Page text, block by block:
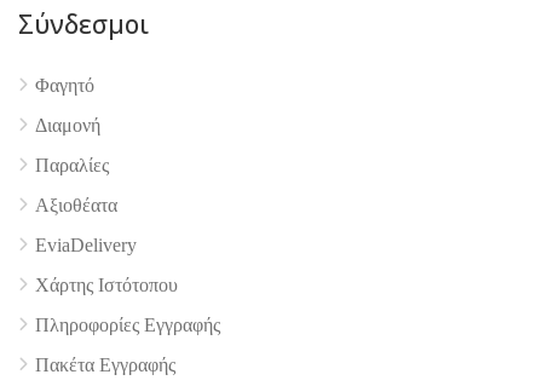
4.9
Σύνδεσμοι
Φαγητό
Διαμονή
Παραλίες
Αξιοθέατα
EviaDelivery
Χάρτης Ιστότοπου
Πληροφορίες Εγγραφής
Πακέτα Εγγραφής